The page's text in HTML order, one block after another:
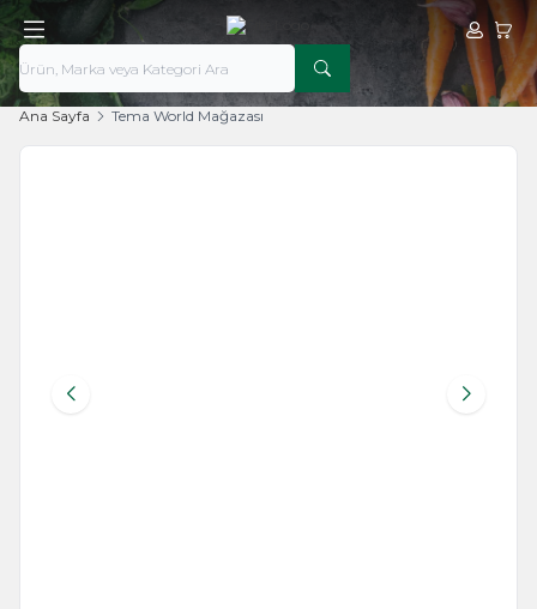
Hesabım
Ana Sayfa Tema World Mağazası